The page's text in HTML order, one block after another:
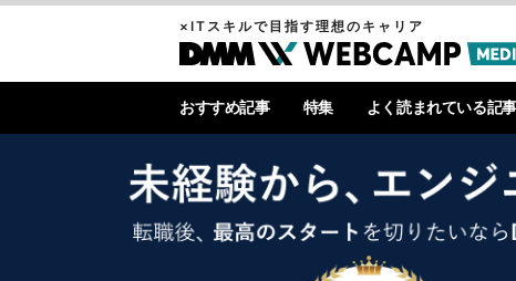
×ITスキルで目指す理想のキャリア
おすすめ記事 特集 よく読まれている記事